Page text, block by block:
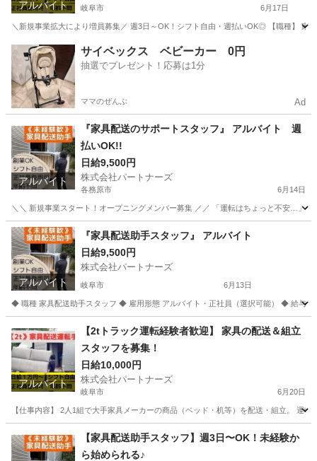
アルバイト 岐阜市 6月17日
＼新規事業拡大により増員募集／ 週3日～OK！シフト自由・週払いOK◎ 【職種】
岐阜 岐阜市 配送 岐阜 各務原市 配送
トラック運転手
サイベックス ベビーカー 0円
抽選でプレゼント！応募は1分
ママのぜんぶ Ad
アルバイト
『家具配送のサポートスタッフ』 アルバイト 週
払いOK!!
日給9,500円
株式会社パートナーズ
各務原市 6月14日
＼＼ 新規事業スタート！オープニングメンバー募集 ／／ 「運転はちょっと不安…」
岐阜 各務原市 配送 スタッフ
アルバイト
『家具配送助手スタッフ』 アルバイト
日給9,500円
株式会社パートナーズ
岐阜市 6月13日
◆ 職種 家具配送助手スタッフ ◆ 雇用形態 アルバイト・正社員（選択可能） ◆ 給与
配送 岐阜 岐阜市 配送 スタッフ
アルバイト
【2tトラック運転経験者歓迎】 家具の配送＆組立
スタッフを募集！
日給10,000円
株式会社パートナーズ
岐阜市 6月20日
【仕事内容】 2人1組で大手家具メーカーの商品（ベッド・机等）を配送・組立。 運
配送 岐阜 各務原市 配送 スタッフ
【家具配送助手スタッフ】週3日〜OK！未経験か
ら始められる♪